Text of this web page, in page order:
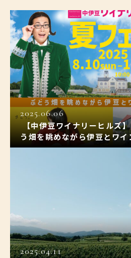
2025.06.06
【中伊豆ワイナリーヒルズ
う畑を眺めながら伊豆とワ
2025.04.11